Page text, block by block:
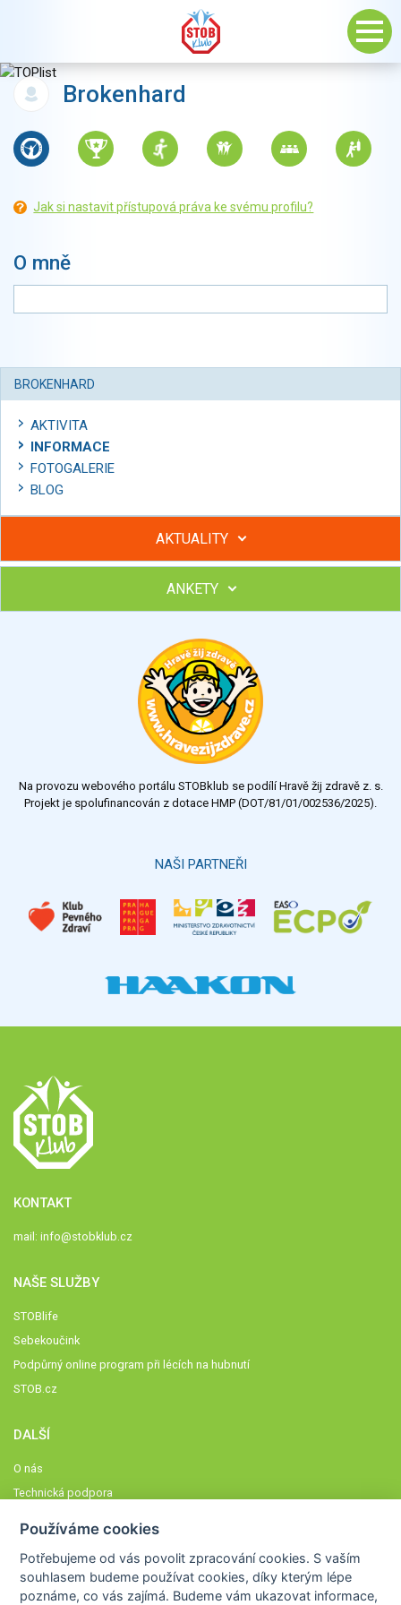
Brokenhard
Jak si nastavit přístupová práva ke svému profilu?
O mně
BROKENHARD
AKTIVITA
INFORMACE
FOTOGALERIE
BLOG
AKTUALITY
Hubněte s podporou lektorky a skupiny v kurzech STOBu
Chcete poradit s hubnutím? Najděte si odborníka STOBu ve
ANKETY
Výsledky Všechny ankety
Na provozu webového portálu STOBklub se podílí Hravě žij zdravě z. s.
Projekt je spolufinancován z dotace HMP (DOT/81/01/002536/2025).
NAŠI PARTNEŘI
KONTAKT
mail: info@stobklub.cz
NAŠE SLUŽBY
STOBlife
Sebekoučink
Podpůrný online program při lécích na hubnutí
STOB.cz
DALŠÍ
O nás
Technická podpora
Členové STOBklubu
Zásady nakládání s osobními údaji
Používáme cookies
Potřebujeme od vás povolit zpracování cookies. S vaším
souhlasem budeme používat cookies, díky kterým lépe
poznáme,co vás zajímá. Budeme vám ukazovat informace,